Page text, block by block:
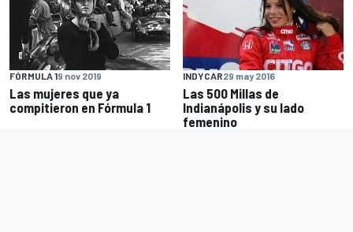
FÓRMULA 19 nov 2019
Las mujeres que ya
compitieron en Fórmula 1
INDYCAR29 may 2016
Las 500 Millas de
Indianápolis y su lado
femenino